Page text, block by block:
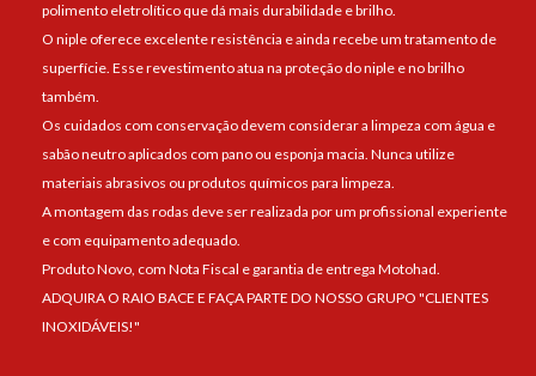
polimento eletrolítico que dá mais durabilidade e brilho.
O niple oferece excelente resistência e ainda recebe um tratamento de
superfície. Esse revestimento atua na proteção do niple e no brilho
também.
Os cuidados com conservação devem considerar a limpeza com água e
sabão neutro aplicados com pano ou esponja macia. Nunca utilize
materiais abrasivos ou produtos químicos para limpeza.
A montagem das rodas deve ser realizada por um profissional experiente
e com equipamento adequado.
Produto Novo, com Nota Fiscal e garantia de entrega Motohad.
ADQUIRA O RAIO BACE E FAÇA PARTE DO NOSSO GRUPO "CLIENTES
INOXIDÁVEIS!"